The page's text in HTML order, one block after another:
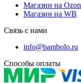
Магазин на Ozon
Магазин на WB
Связь с нами
info@bambolo.ru
Способы оплаты